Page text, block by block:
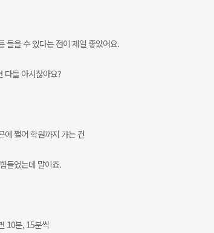
들을 수 있다는 점이 제일 좋았어요.
다들 아시잖아요?
에 쩔어 학원까지 가는 건
들었는데 말이죠.
10분, 15분씩